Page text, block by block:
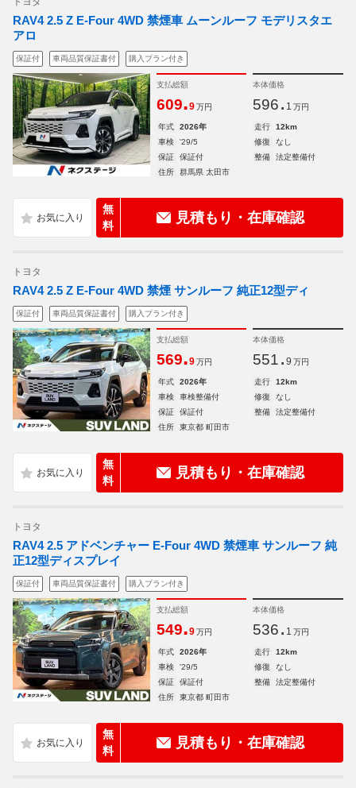
RAV4 2.5 Z E-Four 4WD 禁煙車 ムーンルーフ モデリスタエ
アロ
保証付 車両品質保証書付 購入プラン付き
支払総額
609.9 万円
本体価格
596. 1 万円
年式 2026年 走行
12km
車検
'29/5 修復
なし
保証
保証付 整備
法定整備付
住所
群馬県 太田市
無
料
見積もり・在庫確認
トヨタ
RAV4 2.5 Z E-Four 4WD 禁煙 サンルーフ 純正12型ディ
保証付 車両品質保証書付 購入プラン付き
支払総額
569.9 万円
本体価格
551. 9 万円
年式 2026年 走行
12km
車検
車検整備付 修復
なし
保証
保証付 整備
法定整備付
住所
東京都 町田市
無
料
見積もり・在庫確認
トヨタ
RAV4 2.5 アドベンチャー E-Four 4WD 禁煙車 サンルーフ 純
正12型ディスプレイ
保証付 車両品質保証書付 購入プラン付き
支払総額
549.9 万円
本体価格
536. 1 万円
年式 2026年 走行
12km
車検
'29/5 修復
なし
保証
保証付 整備
法定整備付
住所
東京都 町田市
無
料
見積もり・在庫確認